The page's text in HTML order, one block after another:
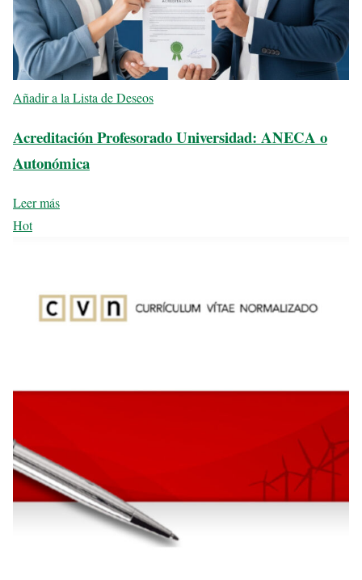
Añadir a la Lista de Deseos
Acreditación Profesorado Universidad: ANECA o
Autonómica
Leer más
Hot